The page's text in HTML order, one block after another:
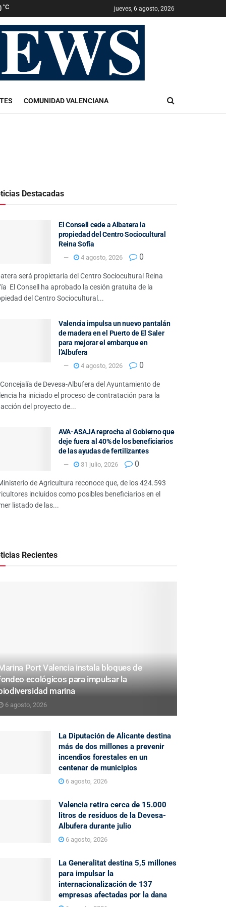
°C jueves, 6 agosto, 2026
COMUNIDAD VALENCIANA
Destacadas
El Consell cede a Albatera la
propiedad del Centro Sociocultural
Reina Sofía
4 agosto, 2026 0
será propietaria del Centro Sociocultural Reina
El Consell ha aprobado la cesión gratuita de la
del Centro Sociocultural...
Valencia impulsa un nuevo pantalán
de madera en el Puerto de El Saler
para mejorar el embarque en
l’Albufera
4 agosto, 2026 0
de Devesa-Albufera del Ayuntamiento de
ha iniciado el proceso de contratación para la
del proyecto de...
AVA-ASAJA reprocha al Gobierno que
deje fuera al 40% de los beneficiarios
de las ayudas de fertilizantes
31 julio, 2026 0
de Agricultura reconoce que, de los 424.593
incluidos como posibles beneficiarios en el
listado de las...
Recientes
Port Valencia instala bloques de
ecológicos para impulsar la
marina
6 agosto, 2026
La Diputación de Alicante destina
más de dos millones a prevenir
incendios forestales en un
centenar de municipios
6 agosto, 2026
Valencia retira cerca de 15.000
litros de residuos de la Devesa-
Albufera durante julio
6 agosto, 2026
La Generalitat destina 5,5 millones
para impulsar la
internacionalización de 137
empresas afectadas por la dana